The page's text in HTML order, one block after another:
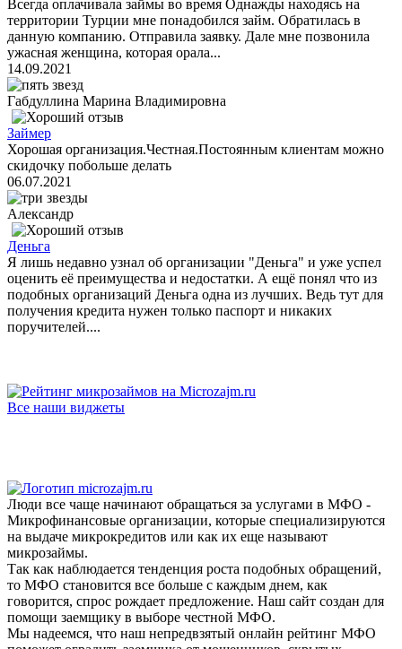
Всегда оплачивала займы во время Однажды находясь на
территории Турции мне понадобился займ. Обратилась в
данную компанию. Отправила заявку. Дале мне позвонила
ужасная женщина, которая орала...
14.09.2021
Габдуллина Марина Владимировна
Займер
Хорошая организация.Честная.Постоянным клиентам можно
скидочку побольше делать
06.07.2021
Александр
Деньга
Я лишь недавно узнал об организации "Деньга" и уже успел
оценить её преимущества и недостатки. А ещё понял что из
подобных организаций Деньга одна из лучших. Ведь тут для
получения кредита нужен только паспорт и никаких
поручителей....
Все наши виджеты
Люди все чаще начинают обращаться за услугами в МФО -
Микрофинансовые организации, которые специализируются
на выдаче микрокредитов или как их еще называют
микрозаймы.
Так как наблюдается тенденция роста подобных обращений,
то МФО становится все больше с каждым днем, как
говорится, спрос рождает предложение. Наш сайт создан для
помощи заемщику в выборе честной МФО.
Мы надеемся, что наш непредвзятый онлайн рейтинг МФО